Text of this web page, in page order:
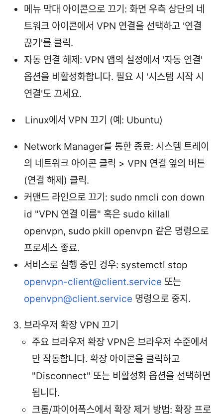
메뉴 막대 아이콘으로 끄기: 화면 우측 상단의 네
트워크 아이콘에서 VPN 연결을 선택하고 '연결
끊기'를 클릭.
자동 연결 해제: VPN 앱의 설정에서 '자동 연결'
옵션을 비활성화합니다. 필요 시 '시스템 시작 시
연결'도 끄세요.
Linux에서 VPN 끄기 (예: Ubuntu)
Network Manager를 통한 종료: 시스템 트레이
의 네트워크 아이콘 클릭 > VPN 연결 옆의 버튼
(연결 해제) 클릭.
커맨드 라인으로 끄기: sudo nmcli con down
id "VPN 연결 이름" 혹은 sudo killall
openvpn, sudo pkill openvpn 같은 명령으로
프로세스 종료.
서비스로 실행 중인 경우: systemctl stop
openvpn-client@client.service 또는
openvpn@client.service 명령으로 중지.
브라우저 확장 VPN 끄기
주요 브라우저 확장 VPN은 브라우저 수준에서
만 작동합니다. 확장 아이콘을 클릭하고
"Disconnect" 또는 비활성화 옵션을 선택하면
됩니다.
크롬/파이어폭스에서 확장 제거 방법: 확장 프로